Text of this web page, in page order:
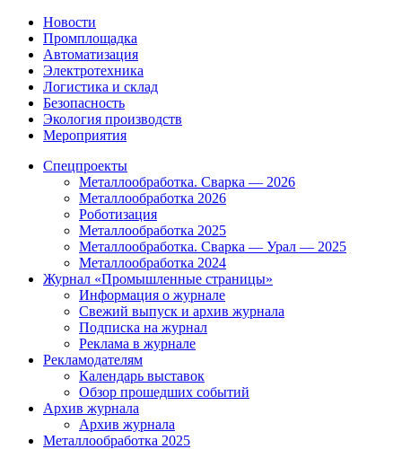
Новости
Промплощадка
Автоматизация
Электротехника
Логистика и склад
Безопасность
Экология производств
Мероприятия
Спецпроекты
Металлообработка. Сварка — 2026
Металлообработка 2026
Роботизация
Металлообработка 2025
Металлообработка. Сварка — Урал — 2025
Металлообработка 2024
Журнал «Промышленные страницы»
Информация о журнале
Свежий выпуск и архив журнала
Подписка на журнал
Реклама в журнале
Рекламодателям
Календарь выставок
Обзор прошедших событий
Архив журнала
Архив журнала
Металлообработка 2025